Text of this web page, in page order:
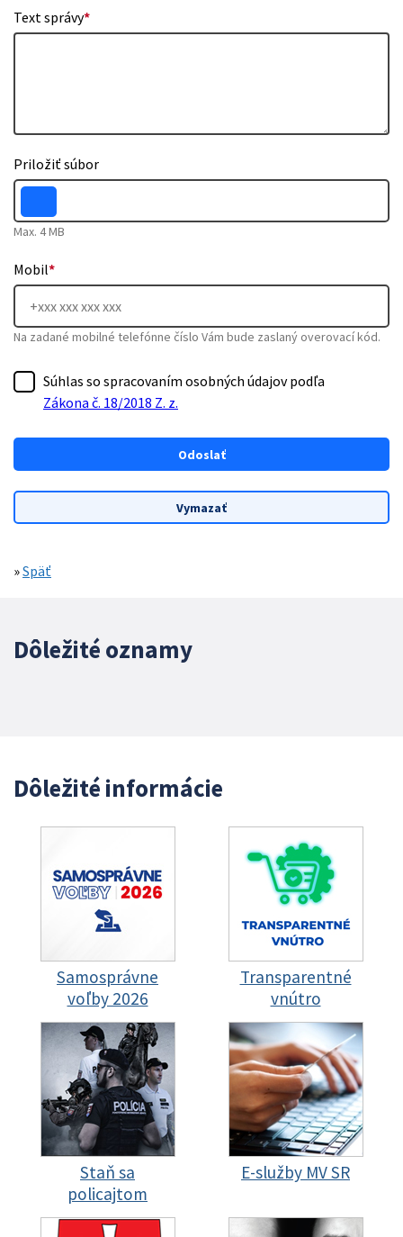
Text správy*
Priložiť súbor
Max. 4 MB
Mobil*
Na zadané mobilné telefónne číslo Vám bude zaslaný overovací kód.
Súhlas so spracovaním osobných údajov podľa
Zákona č. 18/2018 Z. z.
»Späť
Dôležité oznamy
Dôležité informácie
Samosprávne
voľby 2026
Transparentné
vnútro
Staň sa
policajtom
E-služby MV SR